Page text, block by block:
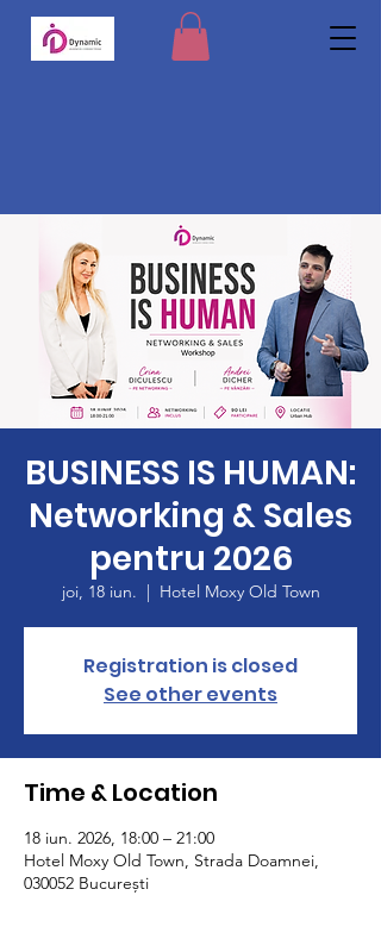
BUSINESS IS HUMAN:
Networking & Sales
pentru 2026
joi, 18 iun.
  |
Hotel Moxy Old Town
Registration is closed
See other events
Time & Location
18 iun. 2026, 18:00 – 21:00
Hotel Moxy Old Town, Strada Doamnei,
030052 București